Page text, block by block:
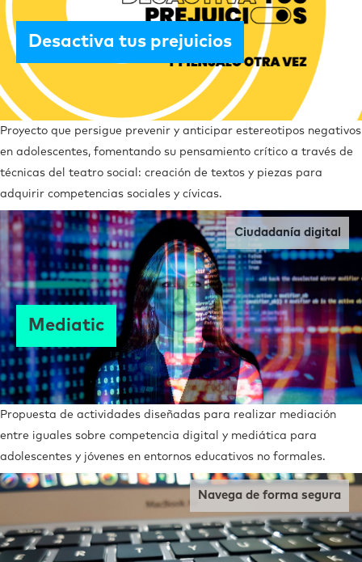
Desactiva tus prejuicios
Proyecto que persigue prevenir y anticipar estereotipos negativos
en adolescentes, fomentando su pensamiento crítico a través de
técnicas del teatro social: creación de textos y piezas para
adquirir competencias sociales y cívicas.
Mediatic
Ciudadanía digital
Propuesta de actividades diseñadas para realizar mediación
entre iguales sobre competencia digital y mediática para
adolescentes y jóvenes en entornos educativos no formales.
Navega de forma segura